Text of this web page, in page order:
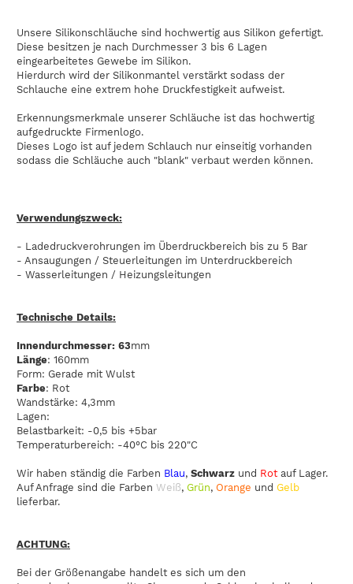
Unsere Silikonschläuche sind hochwertig aus Silikon gefertigt.
Diese besitzen je nach Durchmesser 3 bis 6 Lagen
eingearbeitetes Gewebe im Silikon.
Hierdurch wird der Silikonmantel verstärkt sodass der
Schlauche eine extrem hohe Druckfestigkeit aufweist.
Erkennungsmerkmale unserer Schläuche ist das hochwertig
aufgedruckte Firmenlogo.
Dieses Logo ist auf jedem Schlauch nur einseitig vorhanden
sodass die Schläuche auch "blank" verbaut werden können.
Verwendungszweck:
- Ladedruckverohrungen im Überdruckbereich bis zu 5 Bar
- Ansaugungen / Steuerleitungen im Unterdruckbereich
- Wasserleitungen / Heizungsleitungen
Technische Details:
Innendurchmesser: 63mm
Länge: 160mm
Form: Gerade mit Wulst
Farbe: Rot
Wandstärke: 4,3mm
Lagen:
Belastbarkeit: -0,5 bis +5bar
Temperaturbereich: -40°C bis 220"C
Wir haben ständig die Farben Blau, Schwarz und Rot auf Lager.
Auf Anfrage sind die Farben Weiß, Grün, Orange und Gelb
lieferbar.
ACHTUNG:
Bei der Größenangabe handelt es sich um den